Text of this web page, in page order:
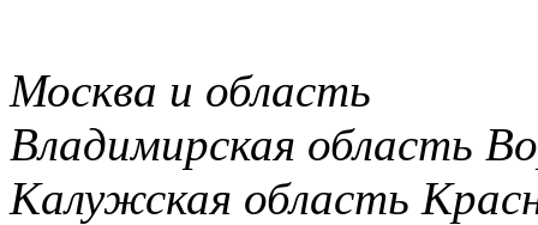
Москва и область
Владимирская область
Калужская область